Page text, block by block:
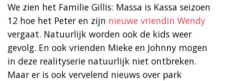
We zien het Familie Gillis: Massa is Kassa seizoen
12 hoe het Peter en zijn nieuwe vriendin Wendy
vergaat. Natuurlijk worden ook de kids weer
gevolg. En ook vrienden Mieke en Johnny mogen
in deze realityserie natuurlijk niet ontbreken.
Maar er is ook vervelend nieuws over park